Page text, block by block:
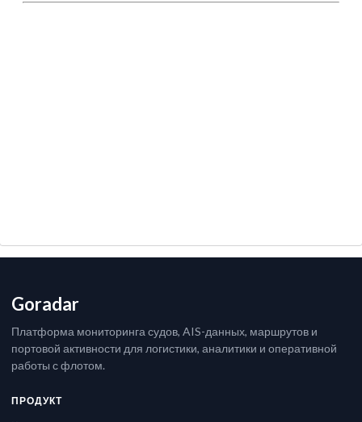
Goradar
Платформа мониторинга судов, AIS-данных, маршрутов и
портовой активности для логистики, аналитики и оперативной
работы с флотом.
ПРОДУКТ